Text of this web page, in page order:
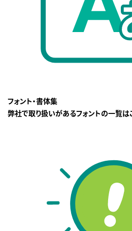
フォント・書体集
弊社で取り扱いがあるフォントの一覧は